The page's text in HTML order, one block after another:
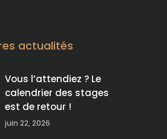
actualités
Vous l’attendiez ? Le
calendrier des stages
est de retour !
juin 22, 2026